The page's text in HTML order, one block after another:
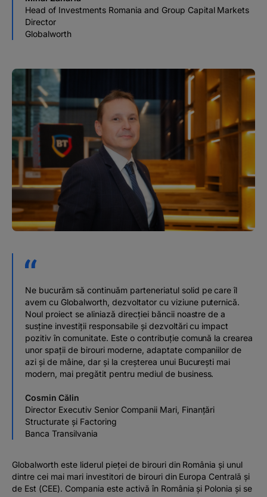
Head of Investments Romania and Group Capital Markets
Director
Globalworth
Ne bucurăm să continuăm parteneriatul solid pe care îl
avem cu Globalworth, dezvoltator cu viziune puternică.
Noul proiect se aliniază direcției băncii noastre de a
susține investiții responsabile și dezvoltări cu impact
pozitiv în comunitate. Este o contribuție comună la crearea
unor spații de birouri moderne, adaptate companiilor de
azi și de mâine, dar și la creșterea unui București mai
modern, mai pregătit pentru mediul de business.
Cosmin Călin
Director Executiv Senior Companii Mari, Finanțări
Structurate și Factoring
Banca Transilvania
Globalworth este liderul pieței de birouri din România și unul
dintre cei mai mari investitori de birouri din Europa Centrală și
de Est (CEE). Compania este activă în România și Polonia și se